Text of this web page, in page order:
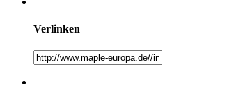
Verlinken